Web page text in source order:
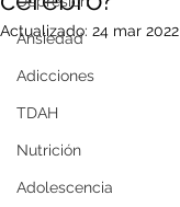
Ansiedad
Adicciones
TDAH
Nutrición
Adolescencia
Actualizado: 24 mar 2022